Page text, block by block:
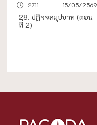
15/05/2569
27.11
28. ปฏิจจสมุปบาท (ตอน
ที่ 2)